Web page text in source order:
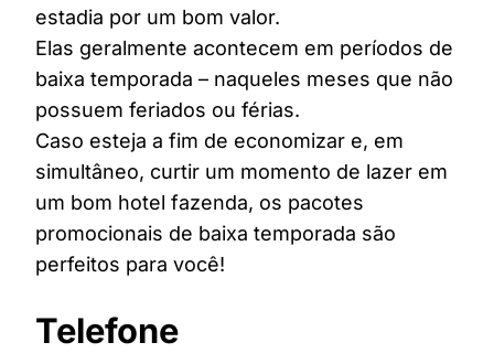
estadia por um bom valor.
Elas geralmente acontecem em períodos de
baixa temporada – naqueles meses que não
possuem feriados ou férias.
Caso esteja a fim de economizar e, em
simultâneo, curtir um momento de lazer em
um bom hotel fazenda, os pacotes
promocionais de baixa temporada são
perfeitos para você!
Telefone